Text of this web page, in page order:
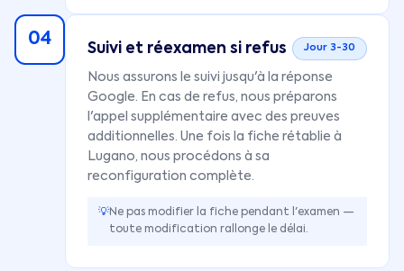
04 Suivi et réexamen si refus Jour 3-30
Nous assurons le suivi jusqu'à la réponse
Google. En cas de refus, nous préparons
l'appel supplémentaire avec des preuves
additionnelles. Une fois la fiche rétablie à
Lugano, nous procédons à sa
reconfiguration complète.
💡Ne pas modifier la fiche pendant l'examen —
toute modification rallonge le délai.